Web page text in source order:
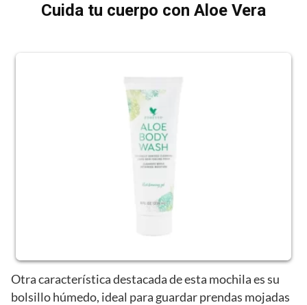
Cuida tu cuerpo con Aloe Vera
Otra característica destacada de esta mochila es su
bolsillo húmedo, ideal para guardar prendas mojadas